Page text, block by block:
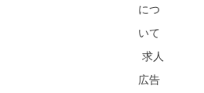
につ
いて
求人
広告